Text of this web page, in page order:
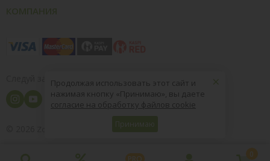
Следуй за нами
8 (800) 004-09-40
PRO 0
×
Продолжая использовать этот сайт и
нажимая кнопку «Принимаю», вы даете
согласие на обработку файлов cookie
Принимаю